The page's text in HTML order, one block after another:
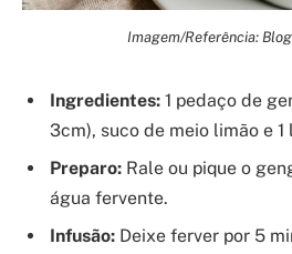
Imagem/Referência:
Ingredientes: 1 pedaço de
3cm), suco de meio limão e
Preparo: Rale ou pique o
água fervente.
Infusão: Deixe ferver por 5